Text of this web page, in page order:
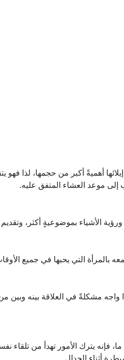
أهميةً أكبر من حجمها، لذا فهو
إلى موعد العشاء المتفق عليه.
الأشياء بموضوعيةٍ أكثر، وتقديم
بالمرأة التي يحبها في جميع
واجه مشكلةً في العلاقة بينه
يترك الأمور تهدأ من تلقاء
أثناء الجدال.